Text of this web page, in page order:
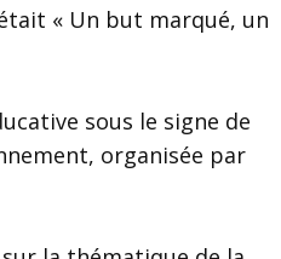
« Un but marqué, un
sous le signe de
organisée par